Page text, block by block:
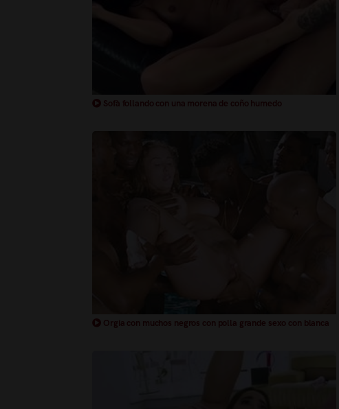
Sofà follando con una morena de coño humedo
Orgia con muchos negros con polla grande sexo con blanca